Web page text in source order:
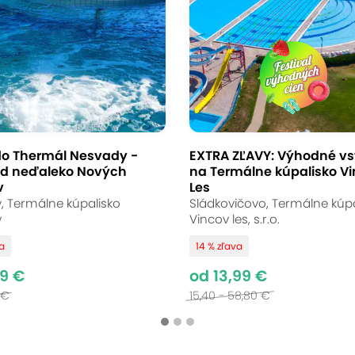
hore blízko
do 12 rokov
hora(mapa)
To nastane, keď sa v miestnosti stlmí
jaskyni. V tej chvíli cítite ako z vás
objavovať úsmev. Zastavte sa priamo v NP
Thermál Nesvady -
neďaleko Nových
Termálne kúpalisko
€
€
EXTRA ZĽAVY: Výhodné
na Termálne kúpalisko
Les
Sládkovičovo, Termálne
Vincov les, s.r.o.
14 % zľava
od 13,99 €
15,40 - 58,80 €